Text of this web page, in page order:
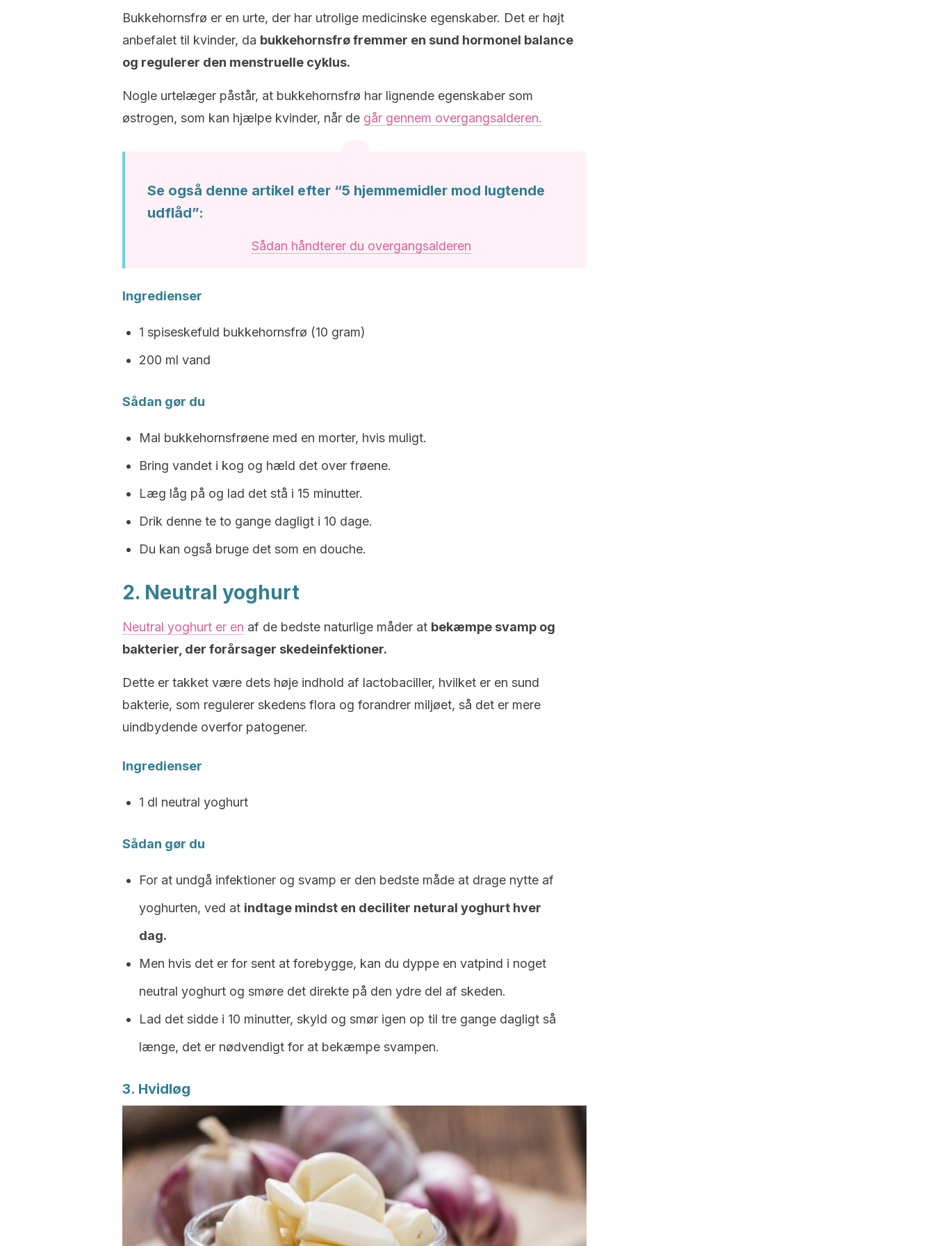
Bukkehornsfrø er en urte, der har utrolige medicinske egenskaber. Det er højt
anbefalet til kvinder, da bukkehornsfrø fremmer en sund hormonel balance
og regulerer den menstruelle cyklus.
Nogle urtelæger påstår, at bukkehornsfrø har lignende egenskaber som
østrogen, som kan hjælpe kvinder, når de går gennem overgangsalderen.
Se også denne artikel efter “5 hjemmemidler mod lugtende
udflåd”:
Sådan håndterer du overgangsalderen
Ingredienser
1 spiseskefuld bukkehornsfrø (10 gram)
200 ml vand
Sådan gør du
Mal bukkehornsfrøene med en morter, hvis muligt.
Bring vandet i kog og hæld det over frøene.
Læg låg på og lad det stå i 15 minutter.
Drik denne te to gange dagligt i 10 dage.
Du kan også bruge det som en douche.
2. Neutral yoghurt
Neutral yoghurt er en af de bedste naturlige måder at bekæmpe svamp og
bakterier, der forårsager skedeinfektioner.
Dette er takket være dets høje indhold af lactobaciller, hvilket er en sund
bakterie, som regulerer skedens flora og forandrer miljøet, så det er mere
uindbydende overfor patogener.
Ingredienser
1 dl neutral yoghurt
Sådan gør du
For at undgå infektioner og svamp er den bedste måde at drage nytte af
yoghurten, ved at indtage mindst en deciliter netural yoghurt hver
dag.
Men hvis det er for sent at forebygge, kan du dyppe en vatpind i noget
neutral yoghurt og smøre det direkte på den ydre del af skeden.
Lad det sidde i 10 minutter, skyld og smør igen op til tre gange dagligt så
længe, det er nødvendigt for at bekæmpe svampen.
3. Hvidløg